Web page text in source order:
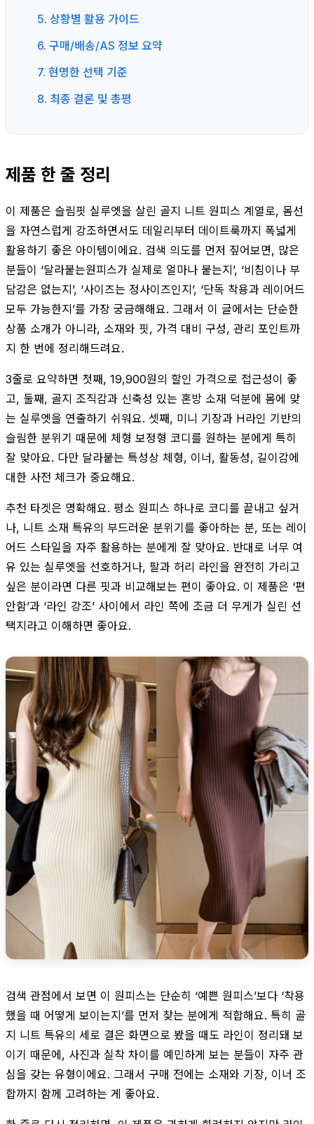
5. 상황별 활용 가이드
6. 구매/배송/AS 정보 요약
7. 현명한 선택 기준
8. 최종 결론 및 총평
제품 한 줄 정리
이 제품은 슬림핏 실루엣을 살린 골지 니트 원피스 계열로, 몸선
을 자연스럽게 강조하면서도 데일리부터 데이트룩까지 폭넓게
활용하기 좋은 아이템이에요. 검색 의도를 먼저 짚어보면, 많은
분들이 ‘달라붙는원피스가 실제로 얼마나 붙는지’, ‘비침이나 부
담감은 없는지’, ‘사이즈는 정사이즈인지’, ‘단독 착용과 레이어드
모두 가능한지’를 가장 궁금해해요. 그래서 이 글에서는 단순한
상품 소개가 아니라, 소재와 핏, 가격 대비 구성, 관리 포인트까
지 한 번에 정리해드려요.
3줄로 요약하면 첫째, 19,900원의 할인 가격으로 접근성이 좋
고, 둘째, 골지 조직감과 신축성 있는 혼방 소재 덕분에 몸에 맞
는 실루엣을 연출하기 쉬워요. 셋째, 미니 기장과 H라인 기반의
슬림한 분위기 때문에 체형 보정형 코디를 원하는 분에게 특히
잘 맞아요. 다만 달라붙는 특성상 체형, 이너, 활동성, 길이감에
대한 사전 체크가 중요해요.
추천 타겟은 명확해요. 평소 원피스 하나로 코디를 끝내고 싶거
나, 니트 소재 특유의 부드러운 분위기를 좋아하는 분, 또는 레이
어드 스타일을 자주 활용하는 분에게 잘 맞아요. 반대로 너무 여
유 있는 실루엣을 선호하거나, 팔과 허리 라인을 완전히 가리고
싶은 분이라면 다른 핏과 비교해보는 편이 좋아요. 이 제품은 ‘편
안함’과 ‘라인 강조’ 사이에서 라인 쪽에 조금 더 무게가 실린 선
택지라고 이해하면 좋아요.
검색 관점에서 보면 이 원피스는 단순히 ‘예쁜 원피스’보다 ‘착용
했을 때 어떻게 보이는지’를 먼저 찾는 분에게 적합해요. 특히 골
지 니트 특유의 세로 결은 화면으로 봤을 때도 라인이 정리돼 보
이기 때문에, 사진과 실착 차이를 예민하게 보는 분들이 자주 관
심을 갖는 유형이에요. 그래서 구매 전에는 소재와 기장, 이너 조
합까지 함께 고려하는 게 좋아요.